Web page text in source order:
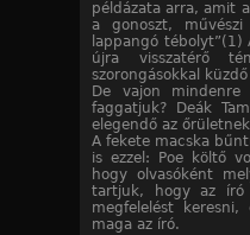
példázata arra, amit
a gonoszt,
lappangó tébolyt”(1)
újra visszatérő
szorongásokkal
De vajon
faggatjuk? Deák
elegendő az
A fekete macska
is ezzel: Poe költő
hogy olvasóként
tartjuk, hogy az író
megfelelést
maga az író.